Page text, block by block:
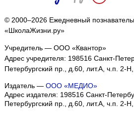
© 2000–2026 Ежедневный
«ШколаЖизни.ру»
Учредитель — ООО «Квантор»
Адрес учредителя: 198516 Санкт-
Петербургский пр., д.60, лит.А, ч.п. 2-
Издатель — ООО «МЕДИО»
Адрес издателя: 198516 Санкт-
Петербургский пр., д.60, лит.А, ч.п. 2-